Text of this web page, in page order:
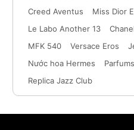
Creed Aventus
Miss Dior
Le Labo Another 13
MFK 540
Versace Eros
Nước hoa Hermes
Replica Jazz Club